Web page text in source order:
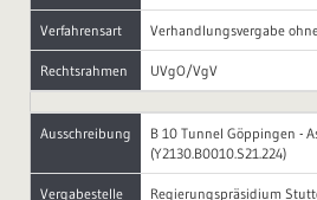
Verfahrensart Verhandlungsvergabe
Rechtsrahmen UVgO/VgV
Ausschreibung
B 10 Tunnel Göppingen -
(Y2130.B0010.S21.224)
Vergabestelle
Regierungspräsidium